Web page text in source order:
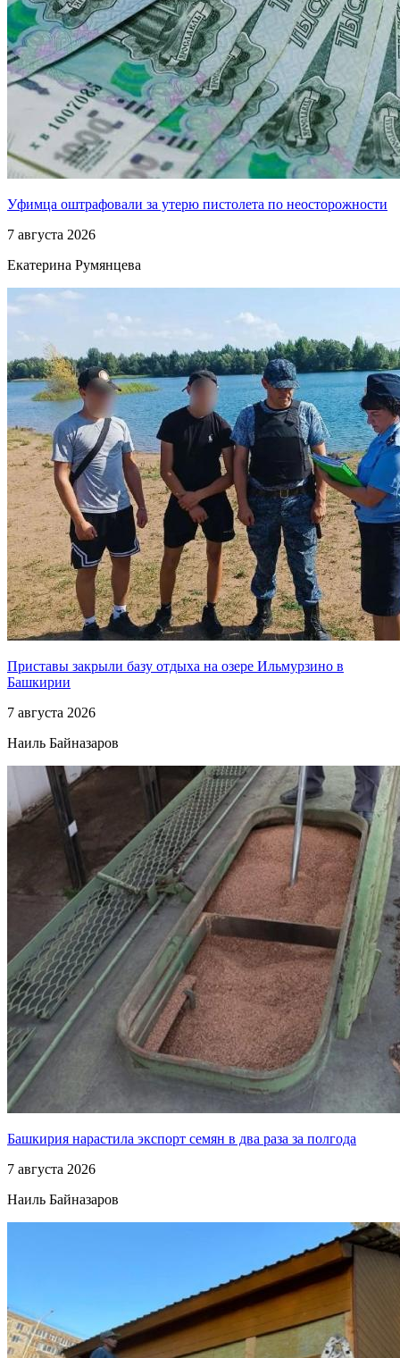
Уфимца оштрафовали за утерю пистолета по неосторожности
7 августа 2026
Екатерина Румянцева
Приставы закрыли базу отдыха на озере Ильмурзино в
Башкирии
7 августа 2026
Наиль Байназаров
Башкирия нарастила экспорт семян в два раза за полгода
7 августа 2026
Наиль Байназаров